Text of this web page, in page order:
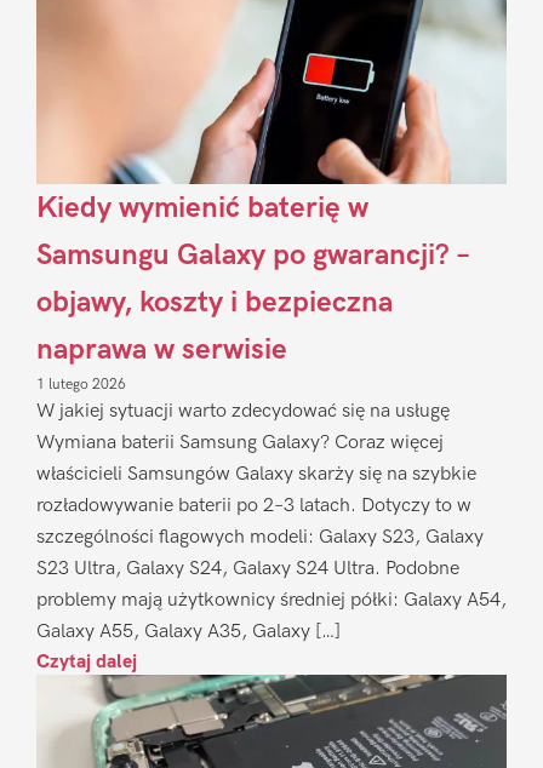
Kiedy wymienić baterię w
Samsungu Galaxy po gwarancji? –
objawy, koszty i bezpieczna
naprawa w serwisie
1 lutego 2026
W jakiej sytuacji warto zdecydować się na usługę
Wymiana baterii Samsung Galaxy? Coraz więcej
właścicieli Samsungów Galaxy skarży się na szybkie
rozładowywanie baterii po 2–3 latach. Dotyczy to w
szczególności flagowych modeli: Galaxy S23, Galaxy
S23 Ultra, Galaxy S24, Galaxy S24 Ultra. Podobne
problemy mają użytkownicy średniej półki: Galaxy A54,
Galaxy A55, Galaxy A35, Galaxy […]
Czytaj dalej